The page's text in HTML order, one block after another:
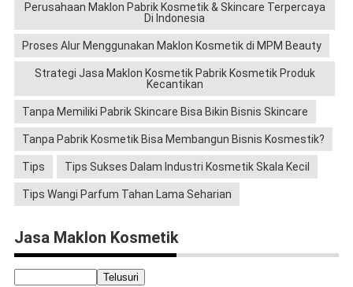
Perusahaan Maklon Pabrik Kosmetik & Skincare Terpercaya
Di Indonesia
Proses Alur Menggunakan Maklon Kosmetik di MPM Beauty
Strategi Jasa Maklon Kosmetik Pabrik Kosmetik Produk
Kecantikan
Tanpa Memiliki Pabrik Skincare Bisa Bikin Bisnis Skincare
Tanpa Pabrik Kosmetik Bisa Membangun Bisnis Kosmestik?
Tips Tips Sukses Dalam Industri Kosmetik Skala Kecil
Tips Wangi Parfum Tahan Lama Seharian
Jasa Maklon Kosmetik